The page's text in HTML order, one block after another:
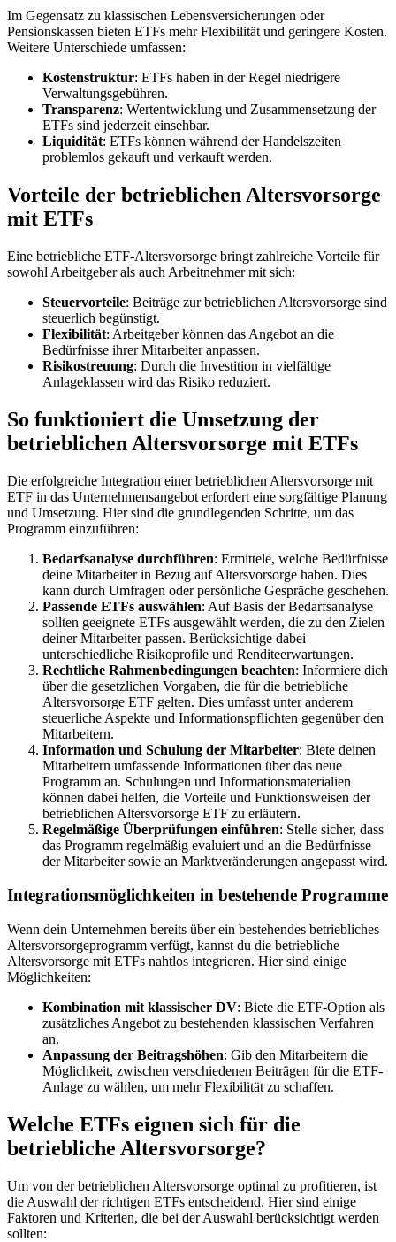
Im Gegensatz zu klassischen Lebensversicherungen oder
Pensionskassen bieten ETFs mehr Flexibilität und geringere Kosten.
Weitere Unterschiede umfassen:
Kostenstruktur: ETFs haben in der Regel niedrigere
Verwaltungsgebühren.
Transparenz: Wertentwicklung und Zusammensetzung der
ETFs sind jederzeit einsehbar.
Liquidität: ETFs können während der Handelszeiten
problemlos gekauft und verkauft werden.
Vorteile der betrieblichen Altersvorsorge
mit ETFs
Eine betriebliche ETF-Altersvorsorge bringt zahlreiche Vorteile für
sowohl Arbeitgeber als auch Arbeitnehmer mit sich:
Steuervorteile: Beiträge zur betrieblichen Altersvorsorge sind
steuerlich begünstigt.
Flexibilität: Arbeitgeber können das Angebot an die
Bedürfnisse ihrer Mitarbeiter anpassen.
Risikostreuung: Durch die Investition in vielfältige
Anlageklassen wird das Risiko reduziert.
So funktioniert die Umsetzung der
betrieblichen Altersvorsorge mit ETFs
Die erfolgreiche Integration einer betrieblichen Altersvorsorge mit
ETF in das Unternehmensangebot erfordert eine sorgfältige Planung
und Umsetzung. Hier sind die grundlegenden Schritte, um das
Programm einzuführen:
Bedarfsanalyse durchführen: Ermittele, welche Bedürfnisse
deine Mitarbeiter in Bezug auf Altersvorsorge haben. Dies
kann durch Umfragen oder persönliche Gespräche geschehen.
Passende ETFs auswählen: Auf Basis der Bedarfsanalyse
sollten geeignete ETFs ausgewählt werden, die zu den Zielen
deiner Mitarbeiter passen. Berücksichtige dabei
unterschiedliche Risikoprofile und Renditeerwartungen.
Rechtliche Rahmenbedingungen beachten: Informiere dich
über die gesetzlichen Vorgaben, die für die betriebliche
Altersvorsorge ETF gelten. Dies umfasst unter anderem
steuerliche Aspekte und Informationspflichten gegenüber den
Mitarbeitern.
Information und Schulung der Mitarbeiter: Biete deinen
Mitarbeitern umfassende Informationen über das neue
Programm an. Schulungen und Informationsmaterialien
können dabei helfen, die Vorteile und Funktionsweisen der
betrieblichen Altersvorsorge ETF zu erläutern.
Regelmäßige Überprüfungen einführen: Stelle sicher, dass
das Programm regelmäßig evaluiert und an die Bedürfnisse
der Mitarbeiter sowie an Marktveränderungen angepasst wird.
Integrationsmöglichkeiten in bestehende Programme
Wenn dein Unternehmen bereits über ein bestehendes betriebliches
Altersvorsorgeprogramm verfügt, kannst du die betriebliche
Altersvorsorge mit ETFs nahtlos integrieren. Hier sind einige
Möglichkeiten:
Kombination mit klassischer DV: Biete die ETF-Option als
zusätzliches Angebot zu bestehenden klassischen Verfahren
an.
Anpassung der Beitragshöhen: Gib den Mitarbeitern die
Möglichkeit, zwischen verschiedenen Beiträgen für die ETF-
Anlage zu wählen, um mehr Flexibilität zu schaffen.
Welche ETFs eignen sich für die
betriebliche Altersvorsorge?
Um von der betrieblichen Altersvorsorge optimal zu profitieren, ist
die Auswahl der richtigen ETFs entscheidend. Hier sind einige
Faktoren und Kriterien, die bei der Auswahl berücksichtigt werden
sollten: